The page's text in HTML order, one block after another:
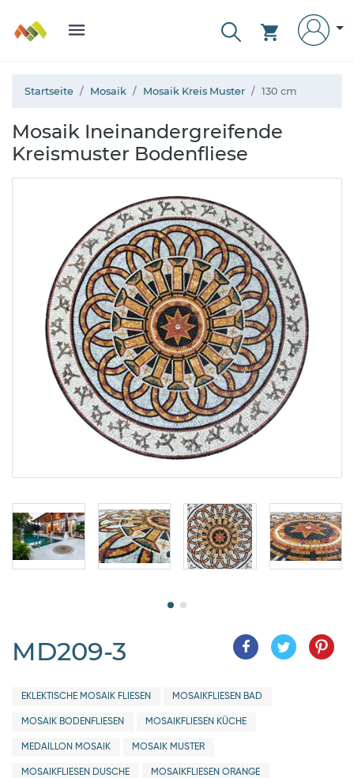
Startseite Mosaik Mosaik Kreis Muster 130 cm
Mosaik Ineinandergreifende
Kreismuster Bodenfliese
MD209-3
EKLEKTISCHE MOSAIK FLIESEN MOSAIKFLIESEN BAD
MOSAIK BODENFLIESEN MOSAIKFLIESEN KÜCHE
MEDAILLON MOSAIK MOSAIK MUSTER
MOSAIKFLIESEN DUSCHE MOSAIKFLIESEN ORANGE